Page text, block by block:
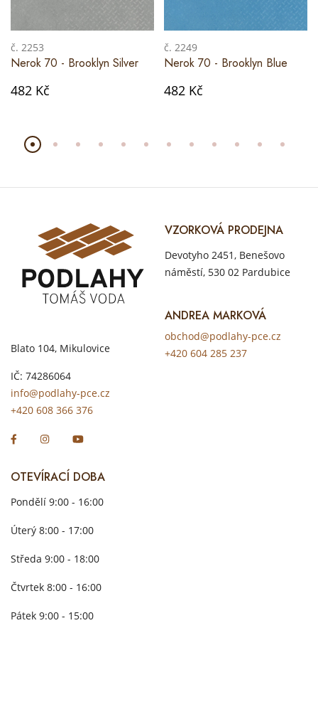
č. 2253
Nerok 70 - Brooklyn Silver
482 Kč
č. 2249
Nerok 70 - Brooklyn Blue
482 Kč
Blato 104, Mikulovice
IČ: 74286064
info@podlahy-pce.cz
+420 608 366 376
VZORKOVÁ PRODEJNA
Devotyho 2451, Benešovo
náměstí, 530 02 Pardubice
ANDREA MARKOVÁ
obchod@podlahy-pce.cz
+420 604 285 237
OTEVÍRACÍ DOBA
Pondělí 9:00 - 16:00
Úterý 8:00 - 17:00
Středa 9:00 - 18:00
Čtvrtek 8:00 - 16:00
Pátek 9:00 - 15:00